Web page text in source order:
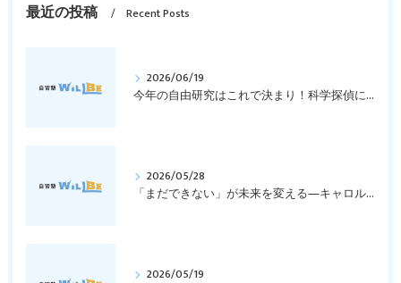
最近の投稿 Recent Posts
2026/06/19
今年の自由研究はこれで決まり！科学探偵になって指紋の謎を解き明かそう！｜元中学高校教員で私立学校の放課後校内塾を経営する西宮・今津の習いごと教室＆自習塾WillBe
2026/05/28
「まだできない」が未来を変える―キャロル・ドゥエックの成長マインドセットとは？｜元中学高校教員で私立学校の放課後校内塾を経営する西宮・今津の習いごと教室＆自習塾WillBe
2026/05/19